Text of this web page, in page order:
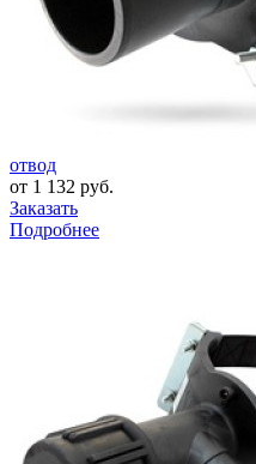
отвод
от 1 132 руб.
Заказать
Подробнее